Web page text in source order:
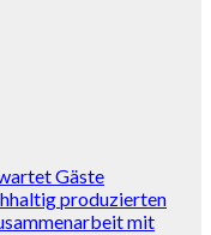
Gäste
produzierten
mit